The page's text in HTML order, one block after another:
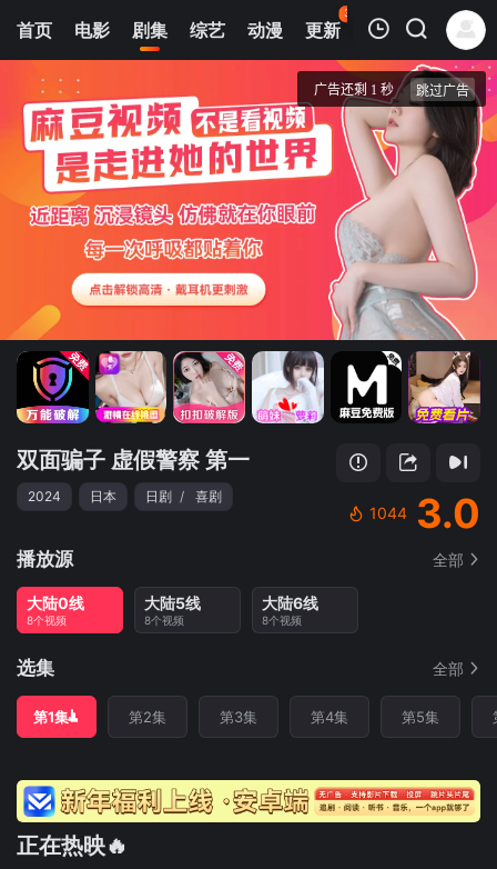
首页 电影 剧集 综艺 动漫 更新
35
热榜 APP
第1集
双面骗子 虚假警察 第一季
清空
双面骗子 虚假警察 第一
2024 日本 日剧 / 喜剧
1044 3.0
播放源 全部
大陆0线
8个视频
大陆5线
8个视频
大陆6线
8个视频
选集 全部
第1集 第2集 第3集 第4集 第5集
正在热映🔥